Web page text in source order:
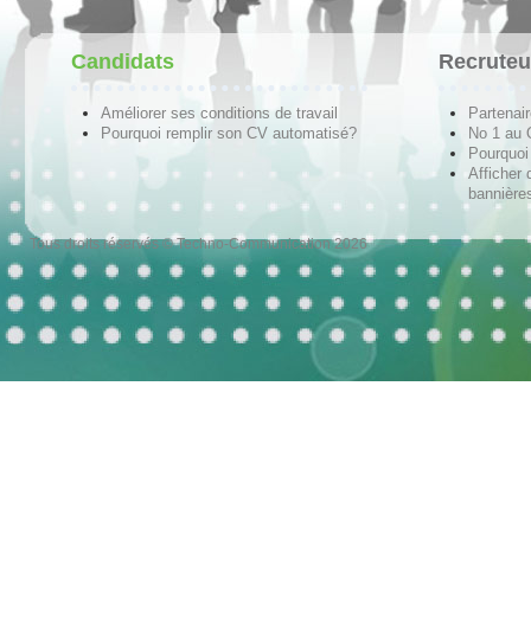
Candidats
Améliorer ses conditions de travail
Pourquoi remplir son CV automatisé?
No 1 au
Afficher
Tous droits réservés © Techno-Communication 2026